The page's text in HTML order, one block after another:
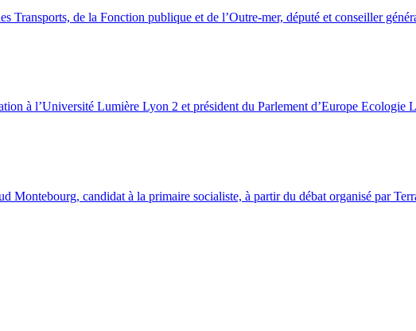
Transports, de la Fonction publique et de l’Outre-mer, député et conseiller
à l’Université Lumière Lyon 2 et président du Parlement d’Europe Ecologie
Montebourg, candidat à la primaire socialiste, à partir du débat organisé par